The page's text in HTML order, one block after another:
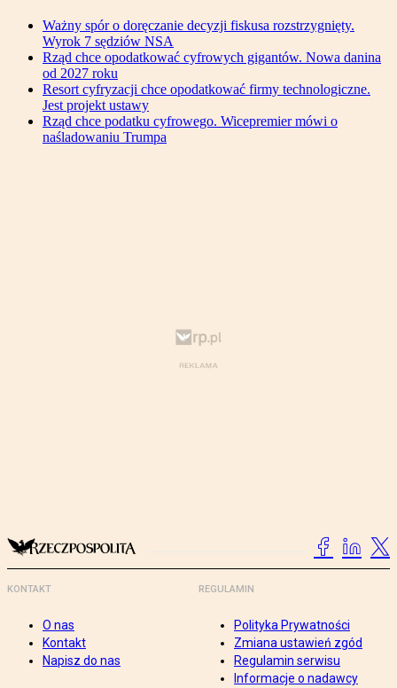
Ważny spór o doręczanie decyzji fiskusa rozstrzygnięty.
Wyrok 7 sędziów NSA
Rząd chce opodatkować cyfrowych gigantów. Nowa danina
od 2027 roku
Resort cyfryzacji chce opodatkować firmy technologiczne.
Jest projekt ustawy
Rząd chce podatku cyfrowego. Wicepremier mówi o
naśladowaniu Trumpa
KONTAKT
O nas
Kontakt
Napisz do nas
REGULAMIN
Polityka Prywatności
Zmiana ustawień zgód
Regulamin serwisu
Informacje o nadawcy